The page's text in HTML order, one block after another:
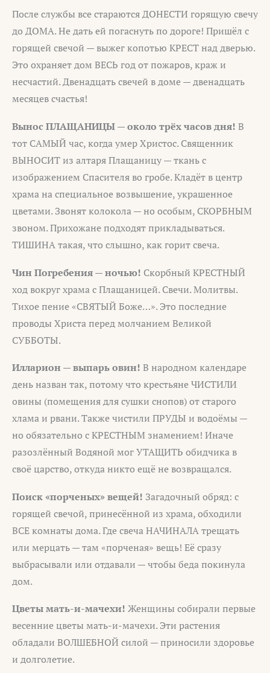
После службы все стараются ДОНЕСТИ горящую свечу
до ДОМА. Не дать ей погаснуть по дороге! Пришёл с
горящей свечой — выжег копотью КРЕСТ над дверью.
Это охраняет дом ВЕСЬ год от пожаров, краж и
несчастий. Двенадцать свечей в доме — двенадцать
месяцев счастья!
Вынос ПЛАЩАНИЦЫ — около трёх часов дня! В
тот САМЫЙ час, когда умер Христос. Священник
ВЫНОСИТ из алтаря Плащаницу — ткань с
изображением Спасителя во гробе. Кладёт в центр
храма на специальное возвышение, украшенное
цветами. Звонят колокола — но особым, СКОРБНЫМ
звоном. Прихожане подходят прикладываться.
ТИШИНА такая, что слышно, как горит свеча.
Чин Погребения — ночью! Скорбный КРЕСТНЫЙ
ход вокруг храма с Плащаницей. Свечи. Молитвы.
Тихое пение «СВЯТЫЙ Боже…». Это последние
проводы Христа перед молчанием Великой
СУББОТЫ.
Илларион — выпарь овин! В народном календаре
день назван так, потому что крестьяне ЧИСТИЛИ
овины (помещения для сушки снопов) от старого
хлама и рвани. Также чистили ПРУДЫ и водоёмы —
но обязательно с КРЕСТНЫМ знамением! Иначе
разозлённый Водяной мог УТАЩИТЬ обидчика в
своё царство, откуда никто ещё не возвращался.
Поиск «порченых» вещей! Загадочный обряд: с
горящей свечой, принесённой из храма, обходили
ВСЕ комнаты дома. Где свеча НАЧИНАЛА трещать
или мерцать — там «порченая» вещь! Её сразу
выбрасывали или отдавали — чтобы беда покинула
дом.
Цветы мать-и-мачехи! Женщины собирали первые
весенние цветы мать-и-мачехи. Эти растения
обладали ВОЛШЕБНОЙ силой — приносили здоровье
и долголетие.